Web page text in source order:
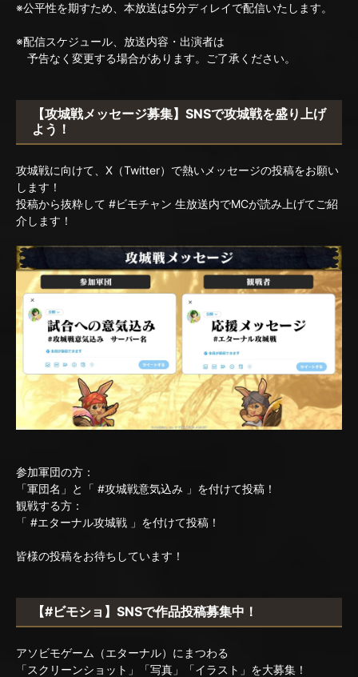
※公平性を期すため、本放送は5分ディレイで配信いたします。
※配信スケジュール、放送内容・出演者は
予告なく変更する場合があります。ご了承ください。
【攻城戦メッセージ募集】SNSで攻城戦を盛り上げ
よう！
攻城戦に向けて、X（Twitter）で熱いメッセージの投稿をお願い
します！
投稿から抜粋して #ビモチャン 生放送内でMCが読み上げてご紹
介します！
参加軍団の方：
「軍団名」と「 #攻城戦意気込み 」を付けて投稿！
観戦する方：
「 #エターナル攻城戦 」を付けて投稿！
皆様の投稿をお待ちしています！
【#ビモショ】SNSで作品投稿募集中！
アソビモゲーム（エターナル）にまつわる
「スクリーンショット」「写真」「イラスト」を大募集！